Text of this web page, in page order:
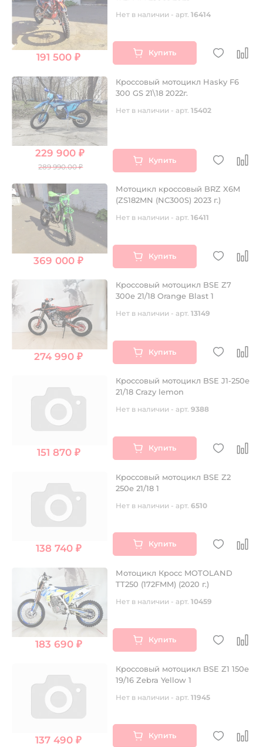
191 500 ₽
Нет в наличии - арт.16414
Купить
229 900 ₽
289 990.00 ₽
Кроссовый мотоцикл Hasky F6
300 GS 21\18 2022г.
Нет в наличии - арт.15402
Купить
369 000 ₽
Мотоцикл кроссовый BRZ X6M
(ZS182MN (NC300S) 2023 г.)
Нет в наличии - арт.16411
Купить
274 990 ₽
Кроссовый мотоцикл BSE Z7
300e 21/18 Orange Blast 1
Нет в наличии - арт.13149
Купить
151 870 ₽
Кроссовый мотоцикл BSE J1-250e
21/18 Crazy lemon
Нет в наличии - арт.9388
Купить
138 740 ₽
Кроссовый мотоцикл BSE Z2
250e 21/18 1
Нет в наличии - арт.6510
Купить
183 690 ₽
Мотоцикл Кросс MOTOLAND
TT250 (172FMM) (2020 г.)
Нет в наличии - арт.10459
Купить
137 490 ₽
Кроссовый мотоцикл BSE Z1 150e
19/16 Zebra Yellow 1
Нет в наличии - арт.11945
Купить